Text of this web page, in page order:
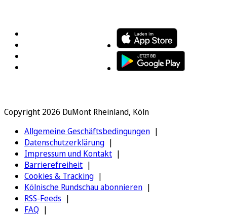
Copyright 2026 DuMont Rheinland, Köln
Allgemeine Geschäftsbedingungen
Datenschutzerklärung
Impressum und Kontakt
Barrierefreiheit
Cookies & Tracking
Kölnische Rundschau abonnieren
RSS-Feeds
FAQ